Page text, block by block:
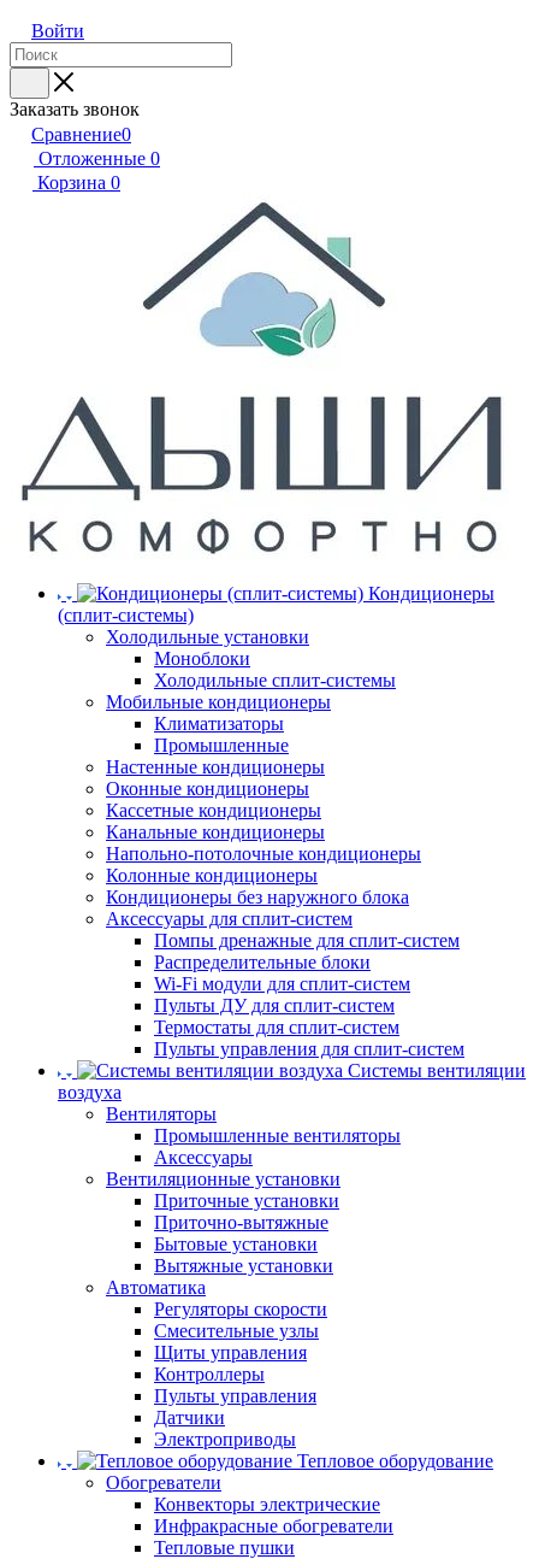
Войти
Заказать звонок
Сравнение0
Отложенные 0
Корзина 0
Кондиционеры
(сплит-системы)
Холодильные установки
Моноблоки
Холодильные сплит-системы
Мобильные кондиционеры
Климатизаторы
Промышленные
Настенные кондиционеры
Оконные кондиционеры
Кассетные кондиционеры
Канальные кондиционеры
Напольно-потолочные кондиционеры
Колонные кондиционеры
Кондиционеры без наружного блока
Аксессуары для сплит-систем
Помпы дренажные для сплит-систем
Распределительные блоки
Wi-Fi модули для сплит-систем
Пульты ДУ для сплит-систем
Термостаты для сплит-систем
Пульты управления для сплит-систем
Системы вентиляции
воздуха
Вентиляторы
Промышленные вентиляторы
Аксессуары
Вентиляционные установки
Приточные установки
Приточно-вытяжные
Бытовые установки
Вытяжные установки
Автоматика
Регуляторы скорости
Смесительные узлы
Щиты управления
Контроллеры
Пульты управления
Датчики
Электроприводы
Тепловое оборудование
Обогреватели
Конвекторы электрические
Инфракрасные обогреватели
Тепловые пушки